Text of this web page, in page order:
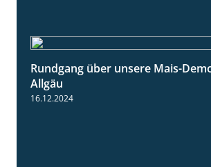
Rundgang über unsere Mais-
Allgäu
16.12.2024